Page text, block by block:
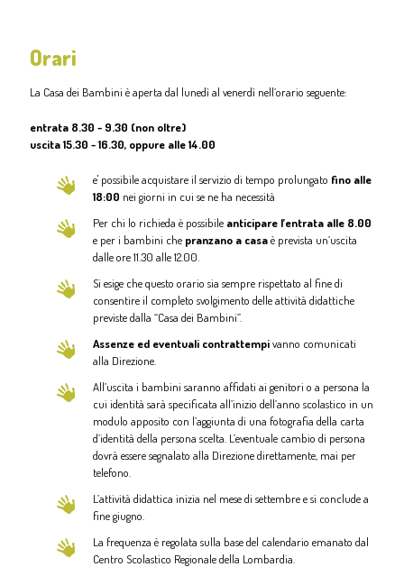
Orari
La Casa dei Bambini è aperta dal lunedì al venerdì nell’orario seguente:
entrata 8.30 - 9.30 (non oltre)
uscita 15.30 - 16.30, oppure alle 14.00
e' possibile acquistare il servizio di tempo prolungato fino alle
18:00 nei giorni in cui se ne ha necessità
Per chi lo richieda è possibile anticipare l’entrata alle 8.00
e per i bambini che pranzano a casaè prevista un’uscita
dalle ore 11.30 alle 12.00.
Si esige che questo orario sia sempre rispettato al fine di
consentire il completo svolgimento delle attività didattiche
previste dalla “Casa dei Bambini”.
Assenze ed eventuali contrattempivanno comunicati
alla Direzione.
All’uscita i bambini saranno affidati ai genitori o a persona la
cui identità sarà specificata all’inizio dell’anno scolastico in un
modulo apposito con l’aggiunta di una fotografia della carta
d’identità della persona scelta. L’eventuale cambio di persona
dovrà essere segnalato alla Direzione direttamente, mai per
telefono.
L’attività didattica inizia nel mese di settembre e si conclude a
fine giugno.
La frequenza è regolata sulla base del calendario emanato dal
Centro Scolastico Regionale della Lombardia.